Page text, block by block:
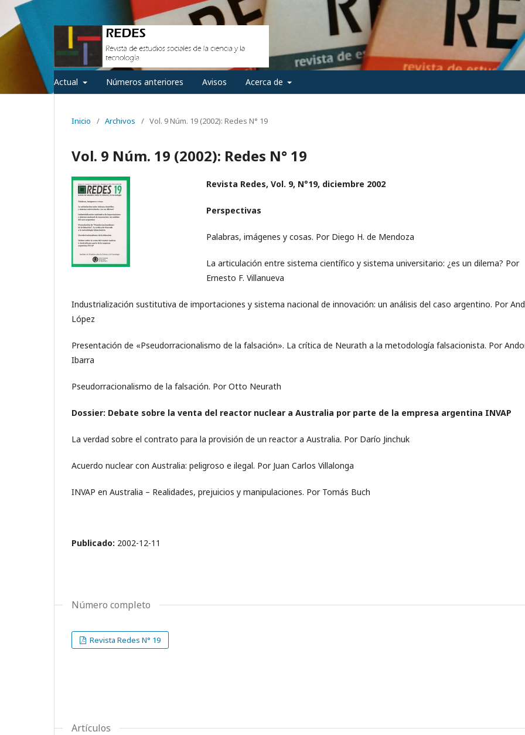
Actual Números anteriores Avisos Acerca de
Inicio / Archivos / Vol. 9 Núm. 19 (2002): Redes N° 19
Vol. 9 Núm. 19 (2002): Redes N° 19
Revista Redes, Vol. 9, N°19, diciembre 2002
Perspectivas
Palabras, imágenes y cosas. Por Diego H. de Mendoza
La articulación entre sistema científico y sistema universitario: ¿es un dilema? Por
Ernesto F. Villanueva
Industrialización sustitutiva de importaciones y sistema nacional de innovación: un análisis del caso argentino. Por
López
Presentación de «Pseudorracionalismo de la falsación». La crítica de Neurath a la metodología falsacionista. Por
Ibarra
Pseudorracionalismo de la falsación. Por Otto Neurath
Dossier: Debate sobre la venta del reactor nuclear a Australia por parte de la empresa argentina INVAP
La verdad sobre el contrato para la provisión de un reactor a Australia. Por Darío Jinchuk
Acuerdo nuclear con Australia: peligroso e ilegal. Por Juan Carlos Villalonga
INVAP en Australia – Realidades, prejuicios y manipulaciones. Por Tomás Buch
Publicado: 2002-12-11
Número completo
Revista Redes N° 19
Artículos